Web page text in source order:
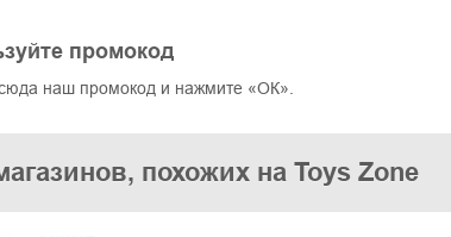
промокод
сюда наш промокод и нажмите «ОК».
похожих на Toys Zone